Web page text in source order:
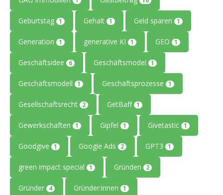
Geburtstag 1 Gehalt 1 Geld sparen 1
Generation 1 generative KI 1 GEO 1
Geschäftsidee 6 Geschäftsmodel 1
Geschäftsmodell 1 Geschäftsprozesse 1
Gesellschaftsrecht 2 GetBaff 1
Gewerkschaften 1 Gipfel 1 Givetastic 1
Goodgive 1 Google Ads 2 GPT3 1
green impact special 1 Gründen 2
Gründer 4 Gründer:innen 1